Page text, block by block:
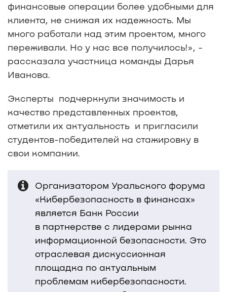
финансовые операции более удобными для
клиента, не снижая их надежность. Мы
много работали над этим проектом, много
переживали. Но у нас все получилось!», -
рассказала участница команды Дарья
Иванова.
Эксперты подчеркнули значимость и
качество представленных проектов,
отметили их актуальность и пригласили
студентов-победителей на стажировку в
свои компании.
Организатором Уральского форума
«Кибербезопасность в финансах»
является Банк России
в партнерстве с лидерами рынка
информационной безопасности. Это
отраслевая дискуссионная
площадка по актуальным
проблемам кибербезопасности.